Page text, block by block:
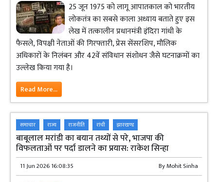
25 जून 1975 को लागू आपातकाल को भारतीय
लोकतंत्र का सबसे काला अध्याय बताते हुए इस
लेख में तत्कालीन प्रधानमंत्री इंदिरा गांधी के
फैसले, विपक्षी नेताओं की गिरफ्तारी, प्रेस सेंसरशिप, मौलिक
अधिकारों के निलंबन और 42वें संविधान संशोधन जैसे घटनाक्रमों का
उल्लेख किया गया है।
Read More...
समाचार राज्य राजनीति रांची झारखण्ड
बाबूलाल मरांडी का बयान तथ्यों से परे, भाजपा की
विफलताओं पर पर्दा डालने का प्रयास: राकेश सिन्हा
11 Jun 2026 16:08:35 ByMohit Sinha